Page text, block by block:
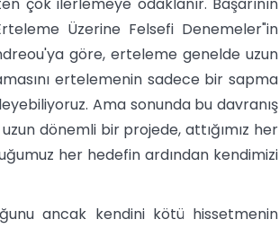
Üzerine Felsefi Denemeler"in
göre, erteleme genelde uzun
ertelemenin sadece bir sapma
Ama sonunda bu davranış
dönemli bir projede, attığımız her
her hedefin ardından kendimizi
ancak kendini kötü hissetmenin